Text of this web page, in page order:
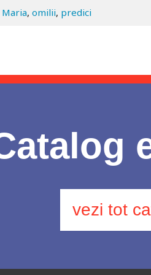
Maria, omilii, predici
vezi tot